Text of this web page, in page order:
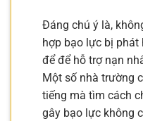
Đáng chú ý là,
hợp bạo lực bị
để để hỗ trợ nạn
Một số nhà trường
tiếng mà tìm cách
gây bạo lực không